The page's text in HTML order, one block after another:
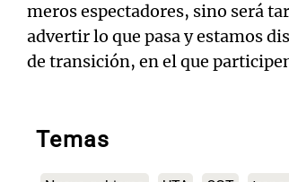
meros espectadores, sino será
advertir lo que pasa y estamos
de transición, en el que
Temas